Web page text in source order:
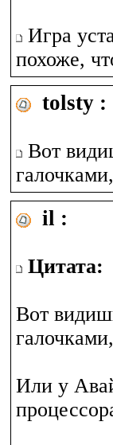
Игра
похоже,
tolsty :
Вот
il :
Цитата:
Вот
Или у